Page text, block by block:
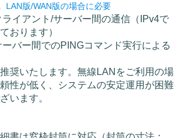
LAN版/WAN版の場合に必要
ライアント/サーバー間の通信（IPv4で
おります）
ーバー間でのPINGコマンド実行による
奨いたします。無線LANをご利用の場
性が低く、システムの安定運用が困難
います。